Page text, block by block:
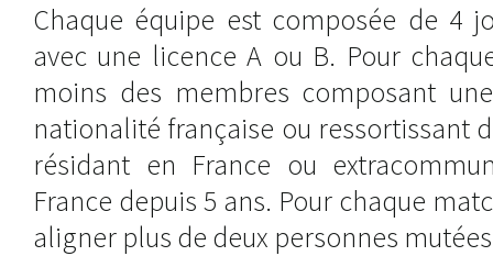
Chaque équipe est composée de 4
avec une licence A ou B. Pour
moins des membres composant
nationalité française ou ressortissant
résidant en France ou
France depuis 5 ans. Pour chaque
aligner plus de deux personnes